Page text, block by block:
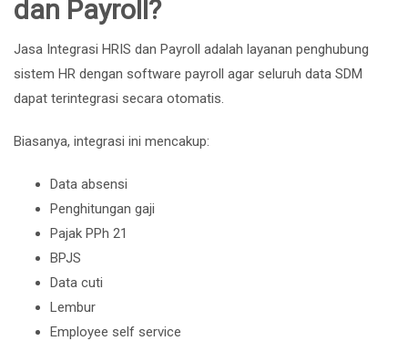
dan Payroll?
Jasa Integrasi HRIS dan Payroll adalah layanan penghubung
sistem HR dengan software payroll agar seluruh data SDM
dapat terintegrasi secara otomatis.
Biasanya, integrasi ini mencakup:
Data absensi
Penghitungan gaji
Pajak PPh 21
BPJS
Data cuti
Lembur
Employee self service